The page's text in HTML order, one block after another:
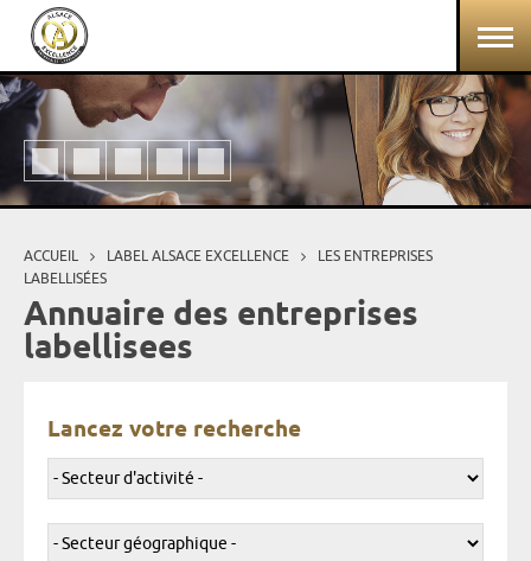
Aller au contenu principal
Vous êtes ici
ACCUEIL LABEL ALSACE EXCELLENCE
LES ENTREPRISES
LABELLISÉES
Annuaire des entreprises
labellisees
Lancez votre recherche
Panneau de gestion des cookies